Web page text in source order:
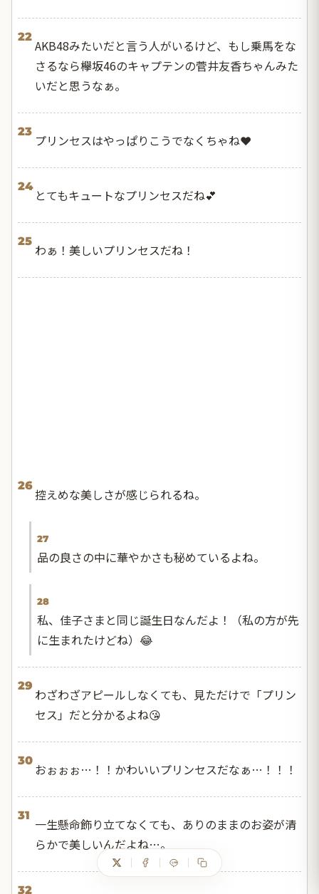
22
AKB48みたいだと言う人がいるけど、もし乗馬をな
さるなら欅坂46のキャプテンの菅井友香ちゃんみた
いだと思うなぁ。
23
プリンセスはやっぱりこうでなくちゃね❤️
24
とてもキュートなプリンセスだね💕
25
わぁ！美しいプリンセスだね！
26
控えめな美しさが感じられるね。
27
品の良さの中に華やかさも秘めているよね。
28
私、佳子さまと同じ誕生日なんだよ！（私の方が先
に生まれたけどね）😂
29
わざわざアピールしなくても、見ただけで「プリン
セス」だと分かるよね😘
30
おぉぉぉ…！！かわいいプリンセスだなぁ…！！！
31
一生懸命飾り立てなくても、ありのままのお姿が清
らかで美しいんだよね…。
32